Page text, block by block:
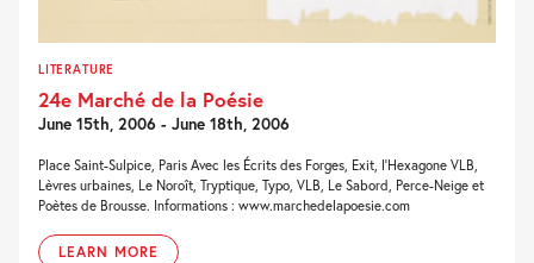
LITERATURE
24e Marché de la Poésie
June 15th, 2006 - June 18th, 2006
Place Saint-Sulpice, Paris Avec les Écrits des Forges, Exit, l’Hexagone VLB,
Lèvres urbaines, Le Noroît, Tryptique, Typo, VLB, Le Sabord, Perce-Neige et
Poètes de Brousse. Informations : www.marchedelapoesie.com
LEARN MORE